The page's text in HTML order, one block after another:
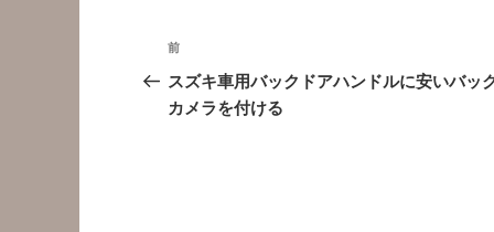
投
稿
ナ
前
の
投
前
スズキ車用バックドアハンドルに安いバッ
カメラを付ける